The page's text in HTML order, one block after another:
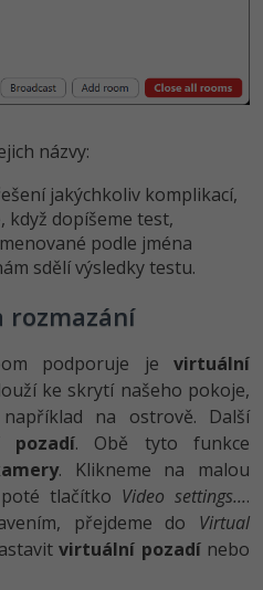
názvy:
jakýchkoliv komplikací,
když dopíšeme test,
podle jména
sdělí výsledky testu.
rozmazání
podporuje je virtuální
ke skrytí našeho pokoje,
na ostrově. Další
pozadí. Obě tyto funkce
. Klikneme na malou
tlačítko Video settings....
přejdeme do Virtual
virtuální pozadínebo